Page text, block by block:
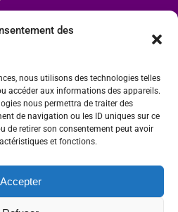
des
nous utilisons des technologies telles
accéder aux informations des appareils.
nous permettra de traiter des
de navigation ou les ID uniques sur ce
de retirer son consentement peut avoir
et fonctions.
Accepter
© 2023 |Mentions légales